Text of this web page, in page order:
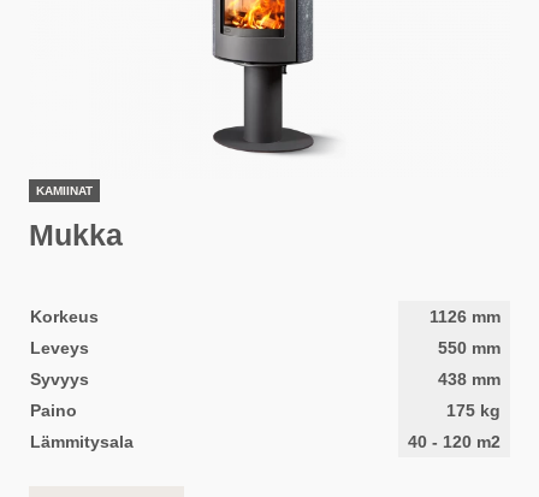
KAMIINAT
Mukka
Korkeus 1126 mm
Leveys
550 mm
Syvyys
438 mm
Paino
175 kg
Lämmitysala
40 - 120 m2